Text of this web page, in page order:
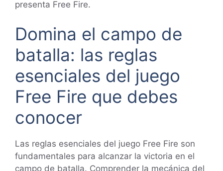
presenta Free Fire.
Domina el campo de
batalla: las reglas
esenciales del juego
Free Fire que debes
conocer
Las reglas esenciales del juego Free Fire son
fundamentales para alcanzar la victoria en el
campo de batalla. Comprender la mecánica del